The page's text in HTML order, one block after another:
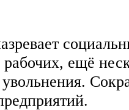
ещё
увольнения.